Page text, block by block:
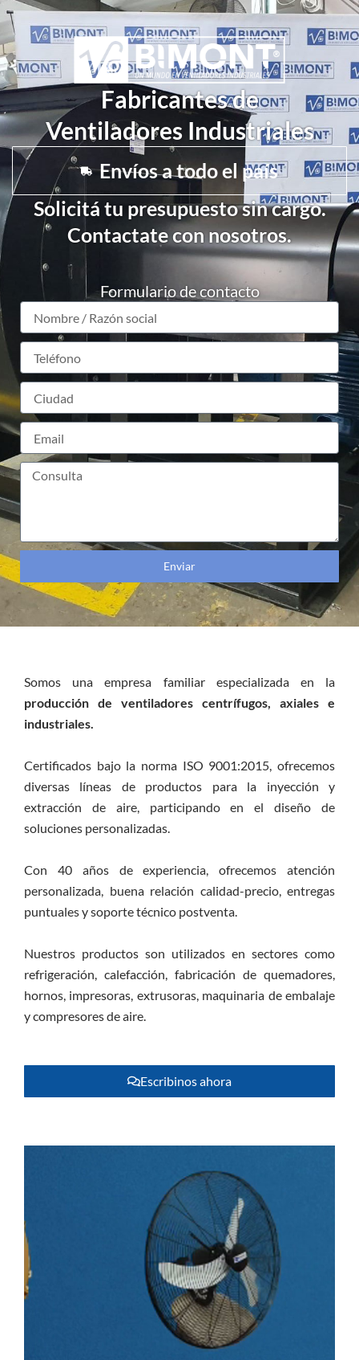
Fabricantes de
Ventiladores Industriales
Envíos a todo el país
Solicitá tu presupuesto sin cargo.
Contactate con nosotros.
Formulario de contacto
Enviar
Somos una empresa familiar especializada en la
producción de ventiladores centrífugos, axiales e
industriales.
Certificados bajo la norma ISO 9001:2015, ofrecemos
diversas líneas de productos para la inyección y
extracción de aire, participando en el diseño de
soluciones personalizadas.
Con 40 años de experiencia, ofrecemos atención
personalizada, buena relación calidad-precio, entregas
puntuales y soporte técnico postventa.
Nuestros productos son utilizados en sectores como
refrigeración, calefacción, fabricación de quemadores,
hornos, impresoras, extrusoras, maquinaria de embalaje
y compresores de aire.
Escribinos ahora